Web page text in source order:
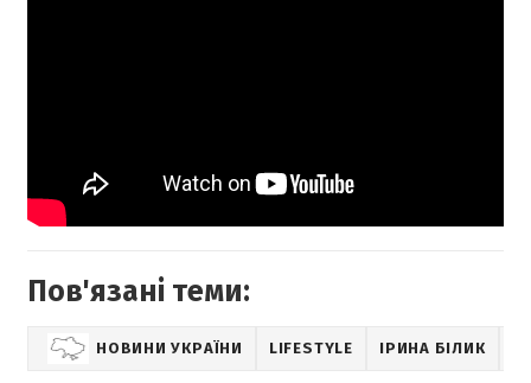
Пов'язані теми:
НОВИНИ УКРАЇНИ LIFESTYLE ІРИНА БІЛИК